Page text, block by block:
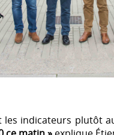
indicateurs plutôt